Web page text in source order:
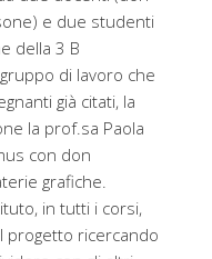
e due studenti
della 3 B
di lavoro che
già citati, la
la prof.sa Paola
con don
grafiche.
in tutti i corsi,
progetto ricercando